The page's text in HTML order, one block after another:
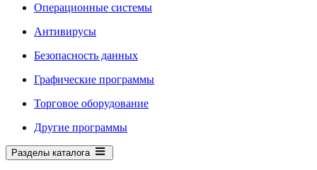
Операционные системы
Антивирусы
Безопасность данных
Графические программы
Торговое оборудование
Другие программы
Разделы каталога